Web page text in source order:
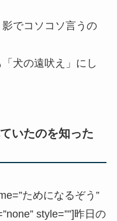
でコソコソ言うの
犬の遠吠え」にし
いたのを知った
ためになるぞう”
style=””]昨日の